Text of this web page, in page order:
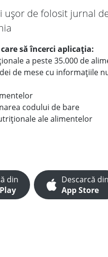
ușor de folosit jurnal
să încerci aplicația:
a peste 35.000 de
de mese cu informațiile
codului de bare
ale alimentelor
din
Descarcă din
App Store